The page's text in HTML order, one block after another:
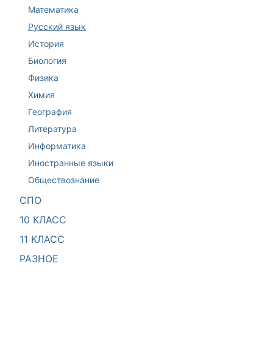
Математика
Русский язык
История
Биология
Физика
Химия
География
Литература
Информатика
Иностранные языки
Обществознание
СПО
10 КЛАСС
11 КЛАСС
РАЗНОЕ